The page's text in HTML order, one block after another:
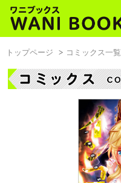
トップページ コミックス一覧